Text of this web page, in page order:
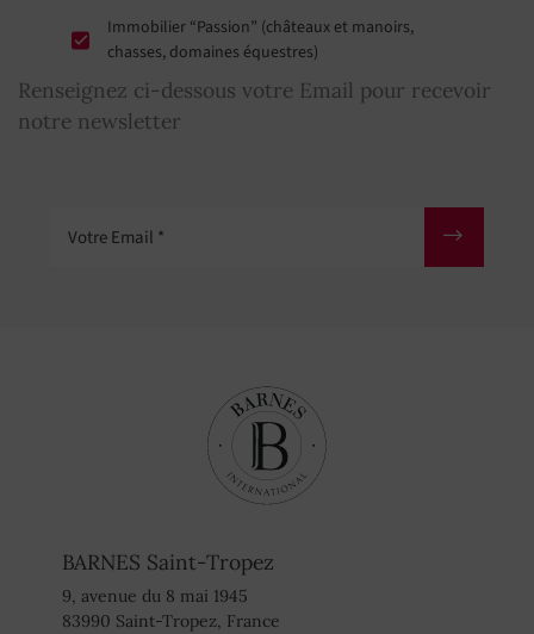
Immobilier “Passion” (châteaux et manoirs,
chasses, domaines équestres)
Renseignez ci-dessous votre Email pour recevoir
notre newsletter
BARNES Saint-Tropez
9, avenue du 8 mai 1945
83990 Saint-Tropez, France